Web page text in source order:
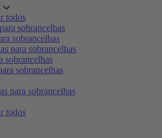
todos
sobrancelhas
sobrancelhas
para sobrancelhas
sobrancelhas
sobrancelhas
para sobrancelhas
todos